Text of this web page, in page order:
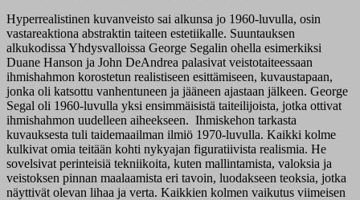
Hyperrealistinen kuvanveisto sai alkunsa jo 1960-luvulla, osin
vastareaktiona abstraktin taiteen estetiikalle. Suuntauksen
alkukodissa Yhdysvalloissa George Segalin ohella esimerkiksi
Duane Hanson ja John DeAndrea palasivat veistotaiteessaan
ihmishahmon korostetun realistiseen esittämiseen, kuvaustapaan,
jonka oli katsottu vanhentuneen ja jääneen ajastaan jälkeen. George
Segal oli 1960-luvulla yksi ensimmäisistä taiteilijoista, jotka ottivat
ihmishahmon uudelleen aiheekseen. Ihmiskehon tarkasta
kuvauksesta tuli taidemaailman ilmiö 1970-luvulla. Kaikki kolme
kulkivat omia teitään kohti nykyajan figuratiivista realismia. He
sovelsivat perinteisiä tekniikoita, kuten mallintamista, valoksia ja
veistoksen pinnan maalaamista eri tavoin, luodakseen teoksia, jotka
näyttivät olevan lihaa ja verta. Kaikkien kolmen vaikutus viimeisen